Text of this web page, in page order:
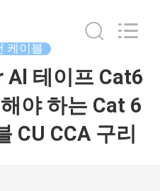
케이블
테이프 Cat6
야 하는 Cat 6
CU CCA 구리